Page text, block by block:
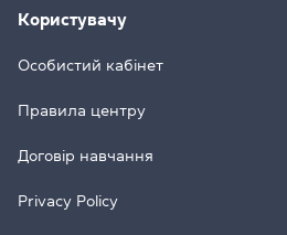
Користувачу
Особистий кабінет
Правила центру
Договір навчання
Privacy Policy